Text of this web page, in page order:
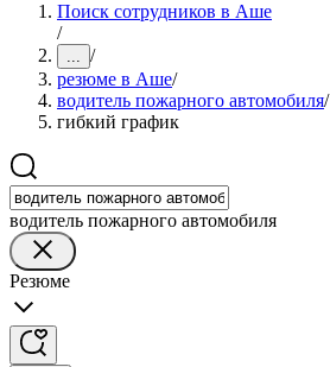
Поиск сотрудников в Аше
/
... /
резюме в Аше/
водитель пожарного автомобиля/
гибкий график
водитель пожарного автомобиля
Резюме